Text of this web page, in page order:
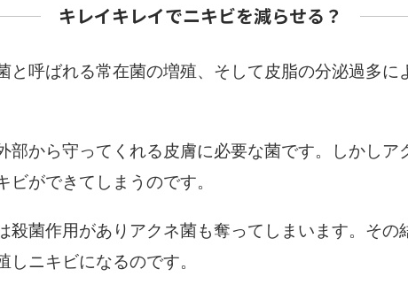
キレイキレイでニキビを減らせる？
と呼ばれる常在菌の増殖、そして皮脂の分泌過多に
部から守ってくれる皮膚に必要な菌です。しかしア
ビができてしまうのです。
殺菌作用がありアクネ菌も奪ってしまいます。その
しニキビになるのです。